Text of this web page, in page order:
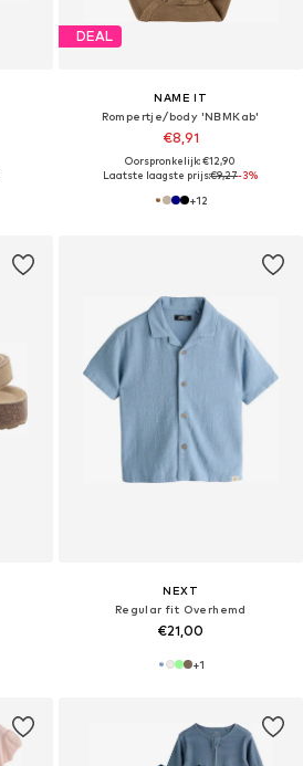
DEAL
NAME IT
Rompertje/body 'NBMKab'
€8,91
Oorspronkelijk: €12,90
Laatste laagste prijs:€9,27-3%
+12
NEXT
Regular fit Overhemd
€21,00
+1